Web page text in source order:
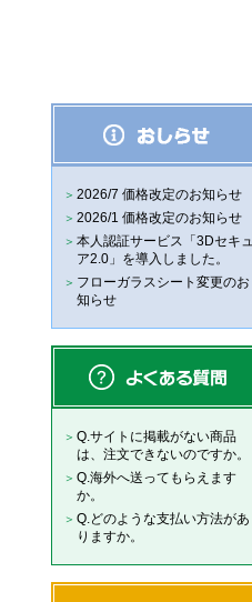
2026/7 価格改定のお知らせ
2026/1 価格改定のお知らせ
本人認証サービス「3Dセキュ
ア2.0」を導入しました。
フローガラスシート変更のお
知らせ
Q.サイトに掲載がない商品
は、注文できないのですか。
Q.海外へ送ってもらえます
か。
Q.どのような支払い方法があ
りますか。